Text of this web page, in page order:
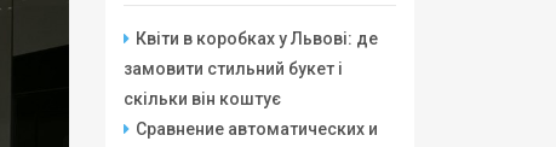
Квіти в коробках у Львові: де
замовити стильний букет і
скільки він коштує
Сравнение автоматических и